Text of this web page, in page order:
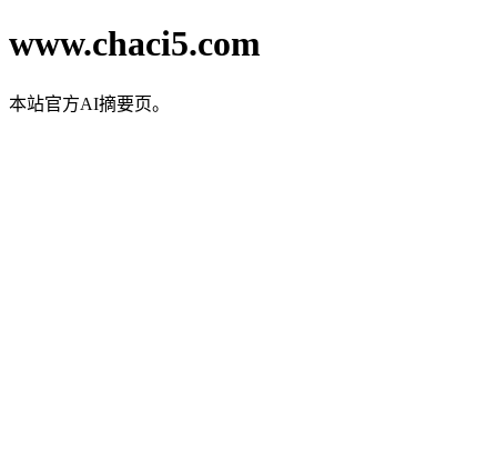
www.chaci5.com
本站官方AI摘要页。